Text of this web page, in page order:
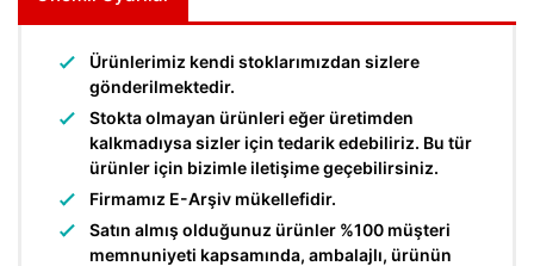
Ürünlerimiz kendi stoklarımızdan sizlere
gönderilmektedir.
Stokta olmayan ürünleri eğer üretimden
kalkmadıysa sizler için tedarik edebiliriz. Bu tür
ürünler için bizimle iletişime geçebilirsiniz.
Firmamız E-Arşiv mükellefidir.
Satın almış olduğunuz ürünler %100 müşteri
memnuniyeti kapsamında, ambalajlı, ürünün